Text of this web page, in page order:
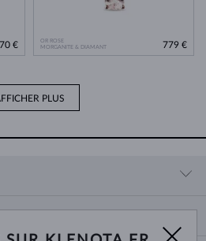
€
OR ROSE
MORGANITE & DIAMANT
779 €
PLUS